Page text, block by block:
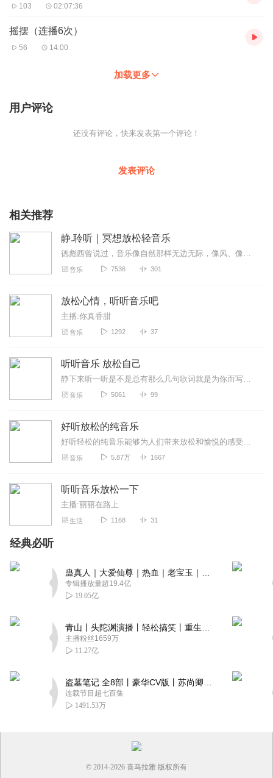
103 02:07:36
摇摆（连播6次）
56 14:00
加载更多
用户评论
还没有评论，快来发表第一个评论！
发表评论
相关推荐
静.聆听｜冥想放松轻音乐
德彪西曾说过，音乐像自然那样无边无际，像风、像天空、像海洋。而那些唯美舒缓的钢琴曲更是有着某种神奇能量，使人身心愉快、抒解烦恼，消耗深层负压指数，进入潜意识放松...
音乐 7536 301
放松心情，听听音乐吧
主播:你真香甜
音乐 1292 37
听听音乐 放松自己
静下来听一听是不是总有那么几句歌词就是为你而写呢或者总有那么几首歌的副歌部分你会不由自主的一起唱我是主播-爱养喵的十八子关注我让我们一起静心听歌欢迎订阅每周一...
音乐 5061 99
好听放松的纯音乐
好听轻松的纯音乐能够为人们带来放松和愉悦的感受，独特的旋律和情感表达，为人们提供了一个放松心情、享受宁静的美好空间。
音乐 5.87万 1667
听听音乐放松一下
主播:丽丽在路上
生活 1168 31
经典必听
专辑播放量超19.4亿
19.05亿
主播粉丝1659万
11.27亿
连载节目超七百集
1491.53万
© 2014-2026 喜马拉雅 版权所有